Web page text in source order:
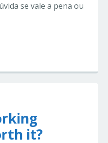
se vale a pena ou
it?